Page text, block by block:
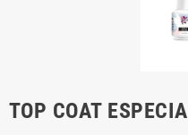
TOP COAT